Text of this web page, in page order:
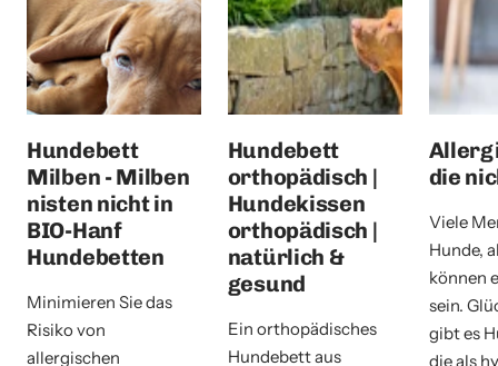
Hundebett
Milben - Milben
nisten nicht in
BIO-Hanf
Hundebetten
Minimieren Sie das
Risiko von
allergischen
Hundebett
orthopädisch |
Hundekissen
orthopädisch |
natürlich &
gesund
Ein orthopädisches
Hundebett aus
die
Viele
Hunde,
können
sein.
gibt es
die als